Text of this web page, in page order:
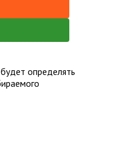
определять